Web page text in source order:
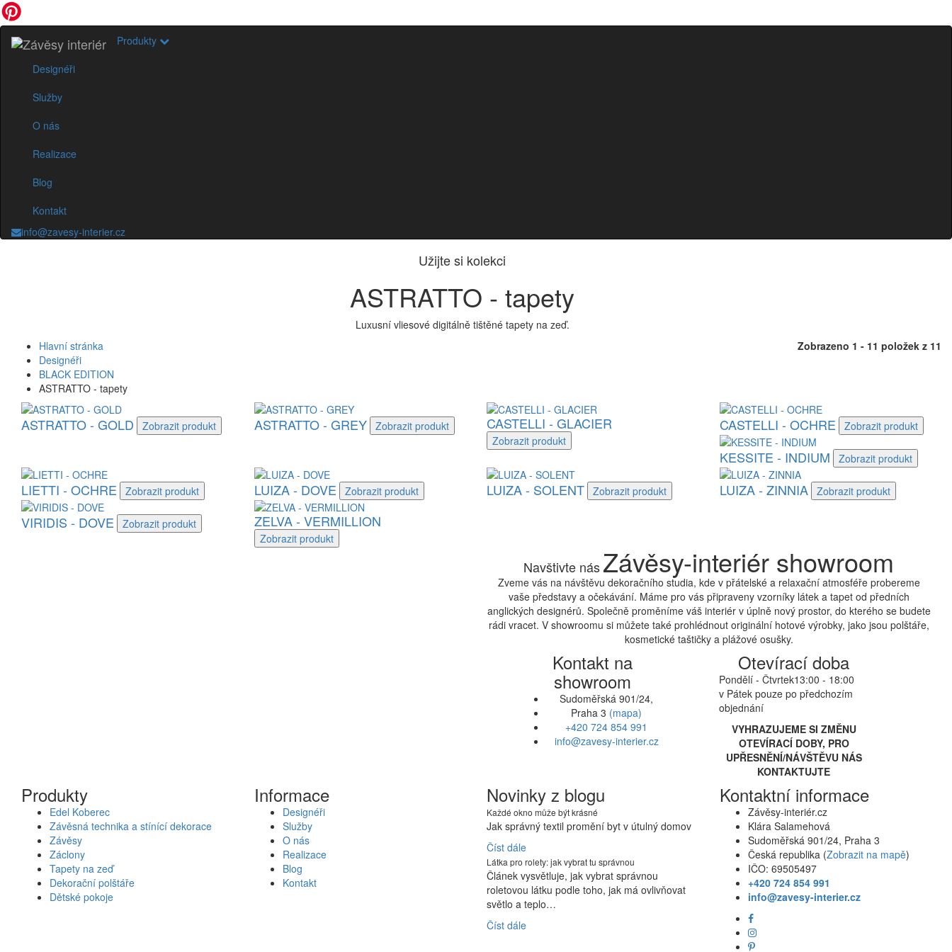
Produkty
Designéři
Služby
O nás
Realizace
Blog
Kontakt
info@zavesy-interier.cz
Užijte si kolekci
ASTRATTO - tapety
Luxusní vliesové digitálně tištěné tapety na zeď.
Hlavní stránka
Designéři
BLACK EDITION
ASTRATTO - tapety
Zobrazeno 1 - 11 položek z 11
ASTRATTO - GOLD Zobrazit produkt ASTRATTO - GREY Zobrazit produkt CASTELLI - GLACIER
Zobrazit produkt
CASTELLI - OCHRE Zobrazit produkt
KESSITE - INDIUM Zobrazit produkt
LIETTI - OCHRE Zobrazit produkt LUIZA - DOVE Zobrazit produkt LUIZA - SOLENT Zobrazit produkt LUIZA - ZINNIA Zobrazit produkt
VIRIDIS - DOVE Zobrazit produkt ZELVA - VERMILLION
Zobrazit produkt
Navštivte násZávěsy-interiér showroom
Zveme vás na návštěvu dekoračního studia, kde v přátelské a relaxační atmosféře probereme
vaše představy a očekávání. Máme pro vás připraveny vzorníky látek a tapet od předních
anglických designérů. Společně proměníme váš interiér v úplně nový prostor, do kterého se budete
rádi vracet. V showroomu si můžete také prohlédnout originální hotové výrobky, jako jsou polštáře,
kosmetické taštičky a plážové osušky.
Kontakt na
showroom
Sudoměřská 901/24,
Praha 3 (mapa)
+420 724 854 991
info@zavesy-interier.cz
Otevírací doba
Pondělí - Čtvrtek13:00 - 18:00
v Pátek pouze po předchozím
objednání
VYHRAZUJEME SI ZMĚNU
OTEVÍRACÍ DOBY, PRO
UPŘESNĚNÍ/NÁVŠTĚVU NÁS
KONTAKTUJTE
Produkty
Edel Koberec
Závěsná technika a stínící dekorace
Závěsy
Záclony
Tapety na zeď
Dekorační polštáře
Dětské pokoje
Informace
Designéři
Služby
O nás
Realizace
Blog
Kontakt
Novinky z blogu
Každé okno může být krásné
Jak správný textil promění byt v útulný domov
Číst dále
Látka pro rolety: jak vybrat tu správnou
Článek vysvětluje, jak vybrat správnou
roletovou látku podle toho, jak má ovlivňovat
světlo a teplo…
Číst dále
Kontaktní informace
Závěsy-interiér.cz
Klára Salamehová
Sudoměřská 901/24, Praha 3
Česká republika (Zobrazit na mapě)
IČO: 69505497
+420 724 854 991
info@zavesy-interier.cz